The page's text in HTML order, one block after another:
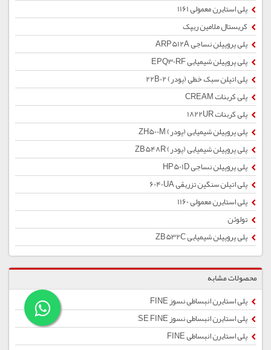
پلی استایرن معمولی 1161
کریستال ملامین ریپک
پلی پروپیلن نساجی ARP512A
پلی پروپیلن شیمیایی EPQ30RF
پلی اتیلن سبک خطی (پودر) 22B02
پلی کربنات CREAM
پلی کربنات 1822UR
پلی پروپیلن شیمیایی (پودر) ZH500M
پلی پروپیلن شیمیایی (پودر) ZB548R
پلی پروپیلن نساجی HP501D
پلی اتیلن سنگین تزریقی 6040UA
پلی استایرن معمولی 1160
تولوئن
پلی پروپیلن شیمیایی ZB532C
محصولات مشابه
پلی استایرن انبساطی نسوز FINE
پلی استایرن انبساطی نسوز SE FINE
پلی استایرن انبساطی FINE